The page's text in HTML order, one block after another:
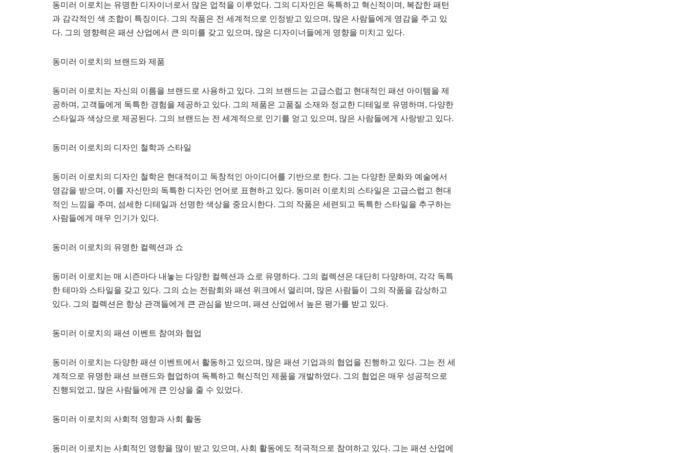
동미러 이로치는 유명한 디자이너로서 많은 업적을 이루었다. 그의 디자인은 독특하고 혁신적이며, 복잡한 패턴
과 감각적인 색 조합이 특징이다. 그의 작품은 전 세계적으로 인정받고 있으며, 많은 사람들에게 영감을 주고 있
다. 그의 영향력은 패션 산업에서 큰 의미를 갖고 있으며, 많은 디자이너들에게 영향을 미치고 있다.
동미러 이로치의 브랜드와 제품
동미러 이로치는 자신의 이름을 브랜드로 사용하고 있다. 그의 브랜드는 고급스럽고 현대적인 패션 아이템을 제
공하며, 고객들에게 독특한 경험을 제공하고 있다. 그의 제품은 고품질 소재와 정교한 디테일로 유명하며, 다양한
스타일과 색상으로 제공된다. 그의 브랜드는 전 세계적으로 인기를 얻고 있으며, 많은 사람들에게 사랑받고 있다.
동미러 이로치의 디자인 철학과 스타일
동미러 이로치의 디자인 철학은 현대적이고 독창적인 아이디어를 기반으로 한다. 그는 다양한 문화와 예술에서
영감을 받으며, 이를 자신만의 독특한 디자인 언어로 표현하고 있다. 동미러 이로치의 스타일은 고급스럽고 현대
적인 느낌을 주며, 섬세한 디테일과 선명한 색상을 중요시한다. 그의 작품은 세련되고 독특한 스타일을 추구하는
사람들에게 매우 인기가 있다.
동미러 이로치의 유명한 컬렉션과 쇼
동미러 이로치는 매 시즌마다 내놓는 다양한 컬렉션과 쇼로 유명하다. 그의 컬렉션은 대단히 다양하며, 각각 독특
한 테마와 스타일을 갖고 있다. 그의 쇼는 전람회와 패션 위크에서 열리며, 많은 사람들이 그의 작품을 감상하고
있다. 그의 컬렉션은 항상 관객들에게 큰 관심을 받으며, 패션 산업에서 높은 평가를 받고 있다.
동미러 이로치의 패션 이벤트 참여와 협업
동미러 이로치는 다양한 패션 이벤트에서 활동하고 있으며, 많은 패션 기업과의 협업을 진행하고 있다. 그는 전 세
계적으로 유명한 패션 브랜드와 협업하여 독특하고 혁신적인 제품을 개발하였다. 그의 협업은 매우 성공적으로
진행되었고, 많은 사람들에게 큰 인상을 줄 수 있었다.
동미러 이로치의 사회적 영향과 사회 활동
동미러 이로치는 사회적인 영향을 많이 받고 있으며, 사회 활동에도 적극적으로 참여하고 있다. 그는 패션 산업에